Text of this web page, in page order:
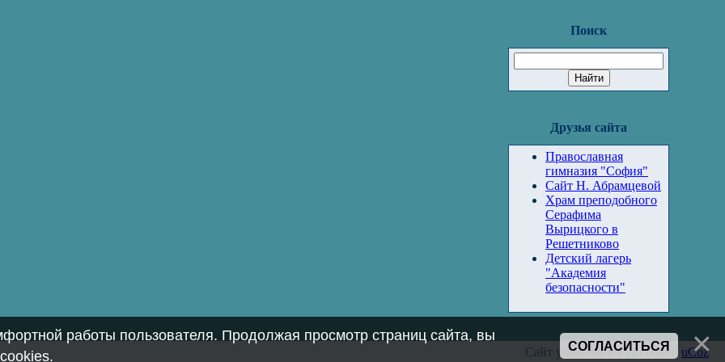
Поиск
Друзья сайта
Православная
гимназия "София"
Сайт Н. Абрамцевой
Храм преподобного
Серафима
Вырицкого в
Решетниково
Детский лагерь
"Академия
безопасности"
Сайт управляется системой uCoz
работы пользователя. Продолжая просмотр страниц сайта, вы
.
СОГЛАСИТЬСЯ